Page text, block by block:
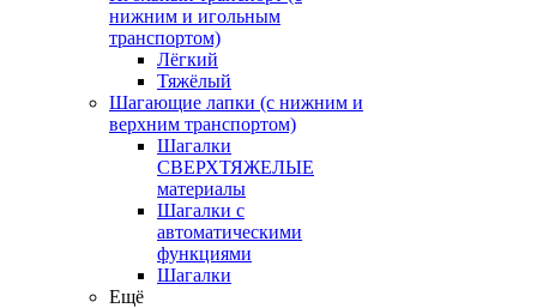
нижним и игольным
транспортом)
Лёгкий
Тяжёлый
Шагающие лапки (с нижним и
верхним транспортом)
Шагалки
СВЕРХТЯЖЕЛЫЕ
материалы
Шагалки с
автоматическими
функциями
Шагалки
Ещё